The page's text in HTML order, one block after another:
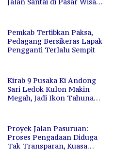
Pemkab Tertibkan Paksa,
Pedagang Bersikeras Lapak
Pengganti Terlalu Sempit
Kirab 9 Pusaka Ki Andong
Sari Ledok Kulon Makin
Megah, Jadi Ikon Tahunan
Proyek Jalan Pasuruan:
Proses Pengadaan Diduga
Tak Transparan, Kuasa